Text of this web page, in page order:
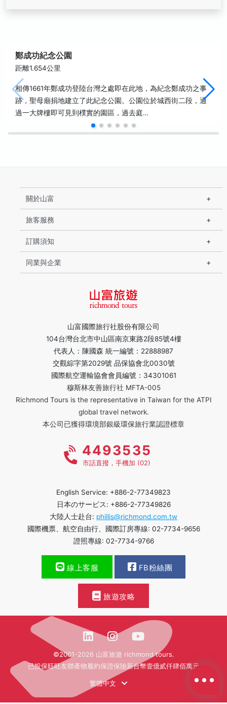
鄭成功紀念公園
距離1.654公里
相傳1661年鄭成功登陸台灣之處即在此地，為紀念鄭成功之事
跡，聖母廟捐地建立了此紀念公園。公園位於城西街二段，通
過一大牌樓即可見到樸實的園區，過去庭…
山富國際旅行社股份有限公司
104台灣台北市中山區南京東路2段85號4樓
代表人：陳國森 統一編號：22888987
交觀綜字第2029號 品保協會北0030號
國際航空運輸協會會員編號：34301061
穆斯林友善旅行社 MFTA-005
Richmond Tours is the representative in Taiwan for the ATPI
global travel network.
本公司已獲得環境部銀級環保旅行業認證標章
關於山富
旅客服務
訂購須知
同業與企業
4493535
市話直撥，手機加 (02)
English Service: +886-2-77349823
日本のサービス: +886-2-77349826
大陸人士赴台: phillis@richmond.com.tw
國際機票、航空自由行、國際訂房專線: 02-7734-9656
證照專線: 02-7734-9766
線上客服 FB粉絲團
旅遊攻略
©2001-2026 山富旅遊 richmond tours.
已投保旺旺友聯產物履約保證保險新台幣壹億貳仟肆佰萬元
繁體中文